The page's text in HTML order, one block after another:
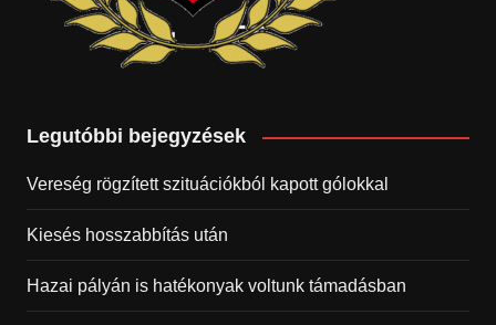
Legutóbbi bejegyzések
Vereség rögzített szituációkból kapott gólokkal
Kiesés hosszabbítás után
Hazai pályán is hatékonyak voltunk támadásban